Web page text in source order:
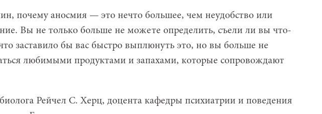
почему аносмия — это нечто большее, чем неудобство или
Вы не только больше не можете определить, съели ли вы что-
заставило бы вас быстро выплюнуть это, но вы больше не
любимыми продуктами и запахами, которые сопровождают
Рейчел С. Херц, доцента кафедры психиатрии и поведения